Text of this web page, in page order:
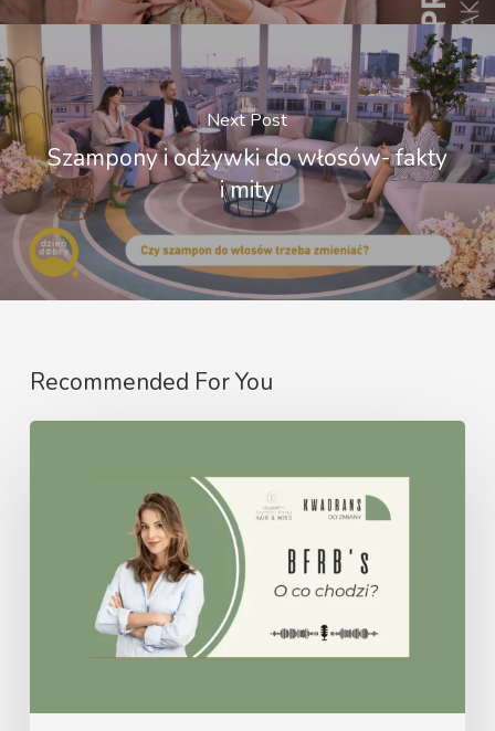
Next Post
Szampony i odżywki do włosów- fakty
i mity
Recommended For You